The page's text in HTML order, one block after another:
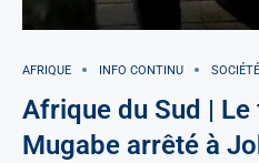
AFRIQUE INFO CONTINU SOCIÉTÉ
Afrique du Sud |
Mugabe arrêté à